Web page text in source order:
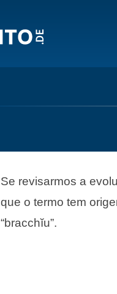
Se revisarmos a
que o termo tem
“bracchĭu”.